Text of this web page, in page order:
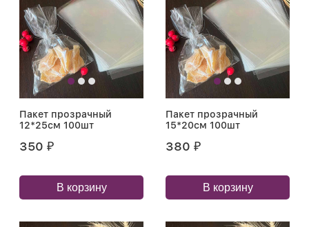
Пакет прозрачный
12*25см 100шт
350 ₽
В корзину
Пакет прозрачный
15*20см 100шт
380 ₽
В корзину